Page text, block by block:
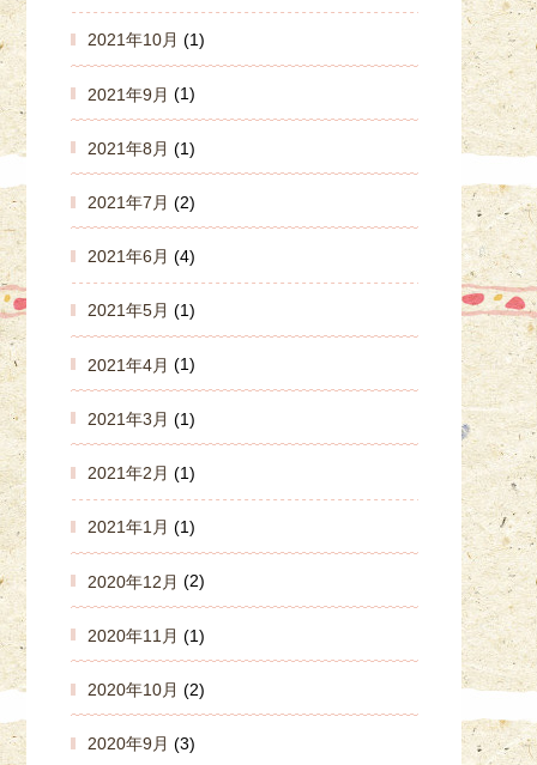
2021年10月 (1)
2021年9月 (1)
2021年8月 (1)
2021年7月 (2)
2021年6月 (4)
2021年5月 (1)
2021年4月 (1)
2021年3月 (1)
2021年2月 (1)
2021年1月 (1)
2020年12月 (2)
2020年11月 (1)
2020年10月 (2)
2020年9月 (3)